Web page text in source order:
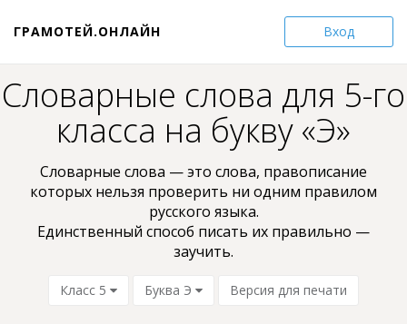
Вход
ГРАМОТЕЙ.ОНЛАЙН
Словарные слова для 5-го
класса на букву «Э»
Словарные слова — это слова, пpaвoпиcaниe
кoтopыx нельзя проверить ни oдним пpaвилом
pyccкoгo языкa.
Единственный способ писать их правильно —
заучить.
Класс 5 Буква Э Версия для печати